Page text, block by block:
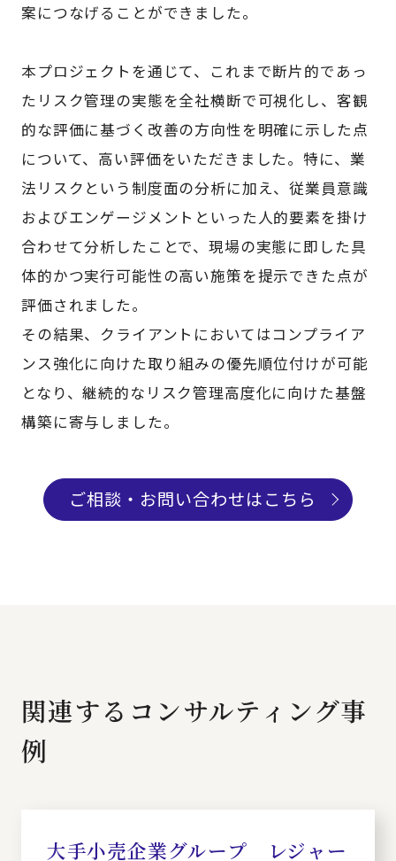
案につなげることができました。
本プロジェクトを通じて、これまで断片的であっ
たリスク管理の実態を全社横断で可視化し、客観
的な評価に基づく改善の方向性を明確に示した点
について、高い評価をいただきました。特に、業
法リスクという制度面の分析に加え、従業員意識
およびエンゲージメントといった人的要素を掛け
合わせて分析したことで、現場の実態に即した具
体的かつ実行可能性の高い施策を提示できた点が
評価されました。
その結果、クライアントにおいてはコンプライア
ンス強化に向けた取り組みの優先順位付けが可能
となり、継続的なリスク管理高度化に向けた基盤
構築に寄与しました。
ご相談・お問い合わせはこちら
関連するコンサルティング事
例
大手小売企業グループ レジャー